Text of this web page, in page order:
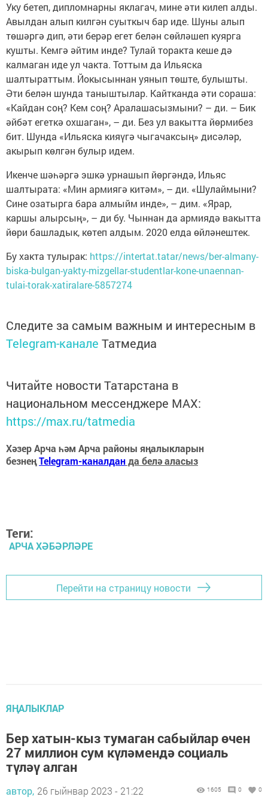
Уку бетеп, дипломнарны яклагач, мине әти килеп алды.
Авылдан алып килгән суыткыч бар иде. Шуны алып
төшәргә дип, әти берәр егет белән сөйләшеп куярга
кушты. Кемгә әйтим инде? Тулай торакта кеше дә
калмаган иде ул чакта. Тоттым да Ильяска
шалтыраттым. Йокысыннан уянып төште, булышты.
Әти белән шунда таныштылар. Кайтканда әти сораша:
«Кайдан соң? Кем соң? Аралашасызмыни? – ди. – Бик
әйбәт егеткә охшаган», – ди. Без ул вакытта йөрмибез
бит. Шунда «Ильяска кияүгә чыгачаксың» дисәләр,
акырып көлгән булыр идем.
Икенче шәһәргә эшкә урнашып йөргәндә, Ильяс
шалтырата: «Мин армиягә китәм», – ди. «Шулаймыни?
Сине озатырга бара алмыйм инде», – дим. «Ярар,
каршы алырсың», – ди бу. Чыннан да армиядә вакытта
йөри башладык, көтеп алдым. 2020 елда өйләнештек.
Бу хакта тулырак: https://intertat.tatar/news/ber-almany-
biska-bulgan-yakty-mizgellar-studentlar-kone-unaennan-
tulai-torak-xatiralare-5857274
Следите за самым важным и интересным в
Telegram-канале Татмедиа
Читайте новости Татарстана в
национальном мессенджере MАХ:
https://max.ru/tatmedia
Хәзер Арча һәм Арча районы яңалыкларын
безнеңTelegram-каналданда белә аласыз
Теги:
АРЧА ХӘБӘРЛӘРЕ
Перейти на страницу новости
ЯҢАЛЫКЛАР
Бер хатын-кыз тумаган сабыйлар өчен
27 миллион сум күләмендә социаль
түләү алган
автор, 26 гыйнвар 2023 - 21:22 1605 0 0